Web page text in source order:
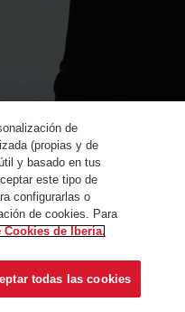
de
(propias y de
y basado en tus
este tipo de
configurarlas o
de cookies. Para
Cookies de Iberia.
todas las cookies